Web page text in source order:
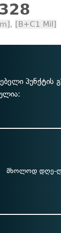
, [B+C1 Mil]
პუნქტის
მხოლოდ დღე-